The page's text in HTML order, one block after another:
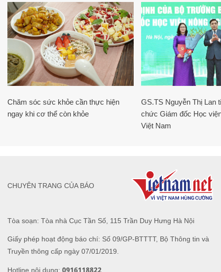
Chăm sóc sức khỏe cần thực hiện
ngay khi cơ thể còn khỏe
GS.TS Nguyễn Thị Lan
chức Giám đốc Học
Việt Nam
Tòa soạn: Tòa nhà Cục Tần Số, 115 Trần Duy Hưng Hà Nội
Giấy phép hoạt động báo chí: Số 09/GP-BTTTT, Bộ Thông tin và
Truyền thông cấp ngày 07/01/2019.
Hotline nội dung: 0916118822
CHUYÊN TRANG CỦA BÁO